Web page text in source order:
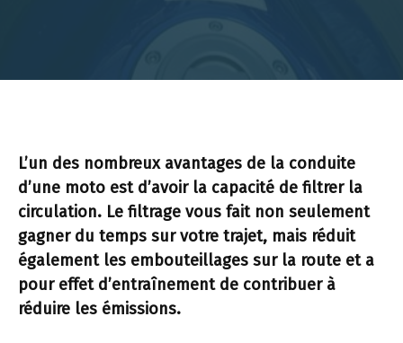
L’un des nombreux avantages de la conduite
d’une moto est d’avoir la capacité de filtrer la
circulation. Le filtrage vous fait non seulement
gagner du temps sur votre trajet, mais réduit
également les embouteillages sur la route et a
pour effet d’entraînement de contribuer à
réduire les émissions.